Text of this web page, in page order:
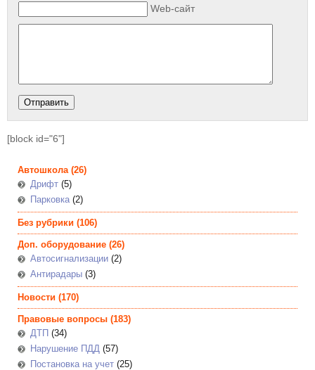
Web-сайт
[block id="6"]
Автошкола(26)
Дрифт (5)
Парковка(2)
Без рубрики (106)
Доп. оборудование (26)
Автосигнализации (2)
Антирадары (3)
Новости (170)
Правовые вопросы (183)
ДТП (34)
Нарушение ПДД (57)
Постановка на учет (25)